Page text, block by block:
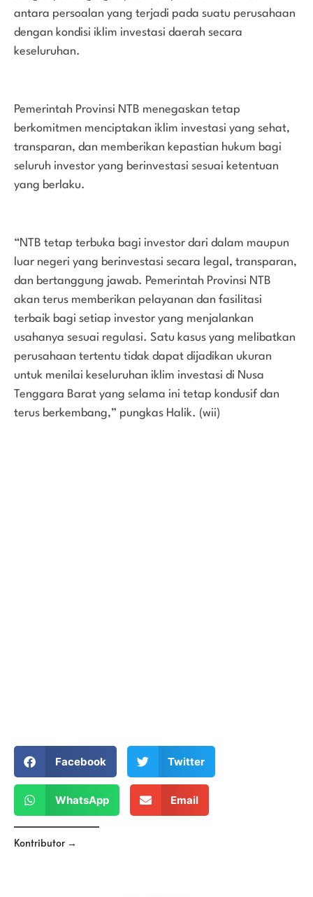
antara persoalan yang terjadi pada suatu perusahaan
dengan kondisi iklim investasi daerah secara
keseluruhan.
Pemerintah Provinsi NTB menegaskan tetap
berkomitmen menciptakan iklim investasi yang sehat,
transparan, dan memberikan kepastian hukum bagi
seluruh investor yang berinvestasi sesuai ketentuan
yang berlaku.
“NTB tetap terbuka bagi investor dari dalam maupun
luar negeri yang berinvestasi secara legal, transparan,
dan bertanggung jawab. Pemerintah Provinsi NTB
akan terus memberikan pelayanan dan fasilitasi
terbaik bagi setiap investor yang menjalankan
usahanya sesuai regulasi. Satu kasus yang melibatkan
perusahaan tertentu tidak dapat dijadikan ukuran
untuk menilai keseluruhan iklim investasi di Nusa
Tenggara Barat yang selama ini tetap kondusif dan
terus berkembang,” pungkas Halik. (wii)
Facebook Twitter
WhatsApp Email
Kontributor →